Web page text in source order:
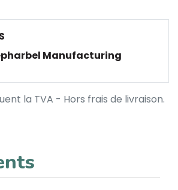
Manufacturing
la TVA - Hors frais de livraison.